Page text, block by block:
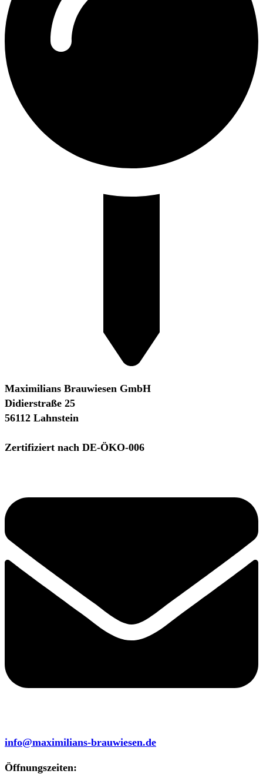
Maximilians Brauwiesen GmbH
Didierstraße 25
56112 Lahnstein
Zertifiziert nach DE-ÖKO-006
info@maximilians-brauwiesen.de
Öffnungszeiten: